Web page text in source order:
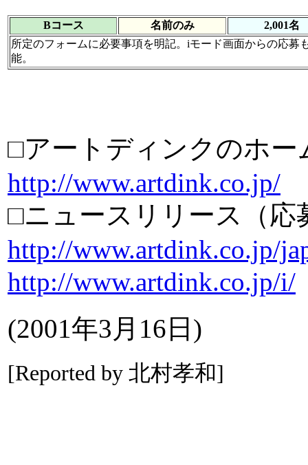
Bコース 名前のみ
2,001名
所定のフォームに必要事項を明記。iモード画面からの応募
能。
□アートディンクのホー
http://www.artdink.co.jp/
□ニュースリリース（応
http://www.artdink.co.jp/
http://www.artdink.co.jp/i/
(2001年3月16日)
[Reported by 北村孝和]